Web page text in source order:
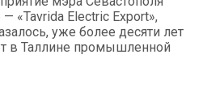
«Tavrida Electric Export»,
уже более десяти лет
в Таллине промышленной